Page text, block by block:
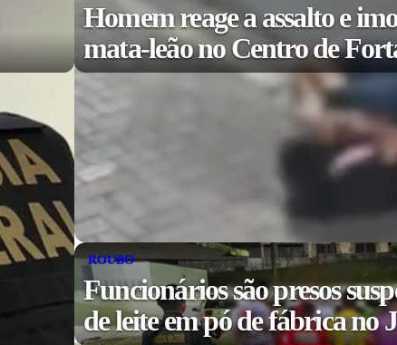
Homem reage a assalto e
mata-leão no Centro de
ROUBO
Funcionários são presos
de leite em pó de fábrica no